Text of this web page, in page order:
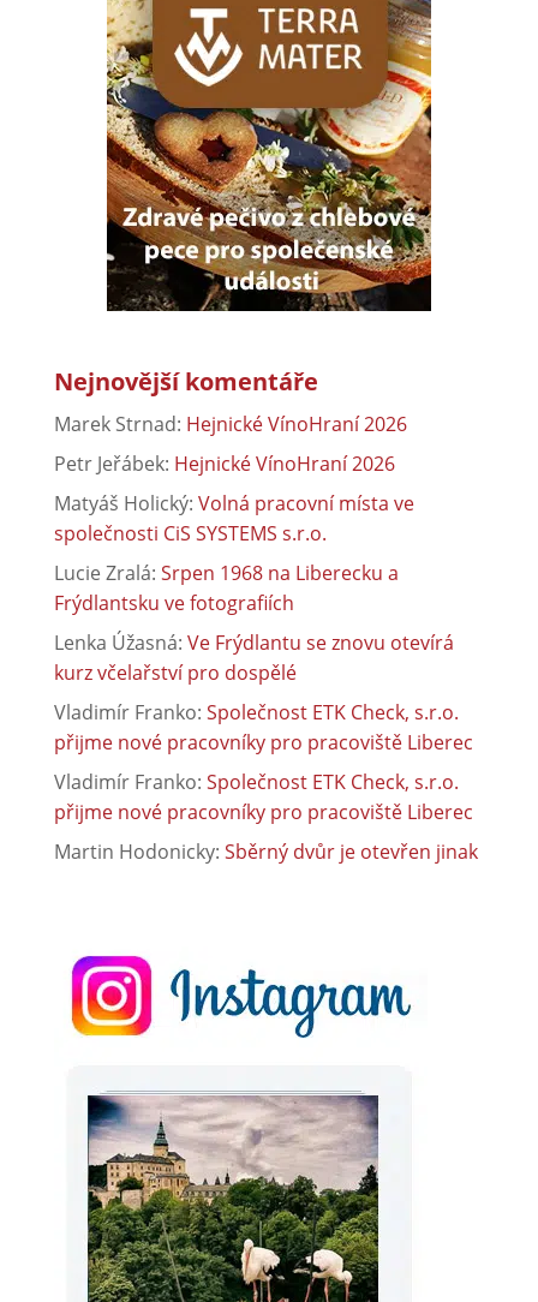
Nejnovější komentáře
Marek Strnad: Hejnické VínoHraní 2026
Petr Jeřábek: Hejnické VínoHraní 2026
Matyáš Holický: Volná pracovní místa ve
společnosti CiS SYSTEMS s.r.o.
Lucie Zralá: Srpen 1968 na Liberecku a
Frýdlantsku ve fotografiích
Lenka Úžasná: Ve Frýdlantu se znovu otevírá
kurz včelařství pro dospělé
Vladimír Franko: Společnost ETK Check, s.r.o.
přijme nové pracovníky pro pracoviště Liberec
Vladimír Franko: Společnost ETK Check, s.r.o.
přijme nové pracovníky pro pracoviště Liberec
Martin Hodonicky: Sběrný dvůr je otevřen jinak